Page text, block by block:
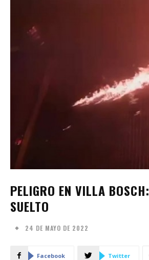
PELIGRO EN VILLA
SUELTO
24 DE MAYO DE 2022
Facebook Twitter